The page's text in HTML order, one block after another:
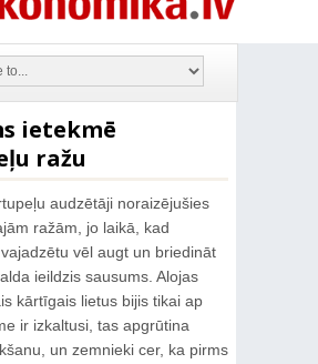
ietekmē
ražu
audzētāji noraizējušies
ražām, jo laikā, kad
vēl augt un briedināt
ieildzis sausums. Alojas
kārtīgais lietus bijis tikai ap
ir izkaltusi, tas apgrūtina
un zemnieki cer, ka pirms